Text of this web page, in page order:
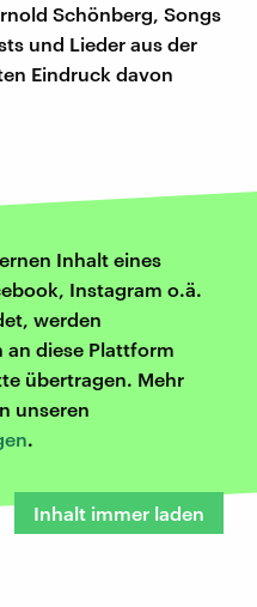
Schönberg, Songs
und Lieder aus der
Eindruck davon
Inhalt eines
Instagram o.ä.
werden
an diese Plattform
übertragen. Mehr
unseren
.
Inhalt immer laden